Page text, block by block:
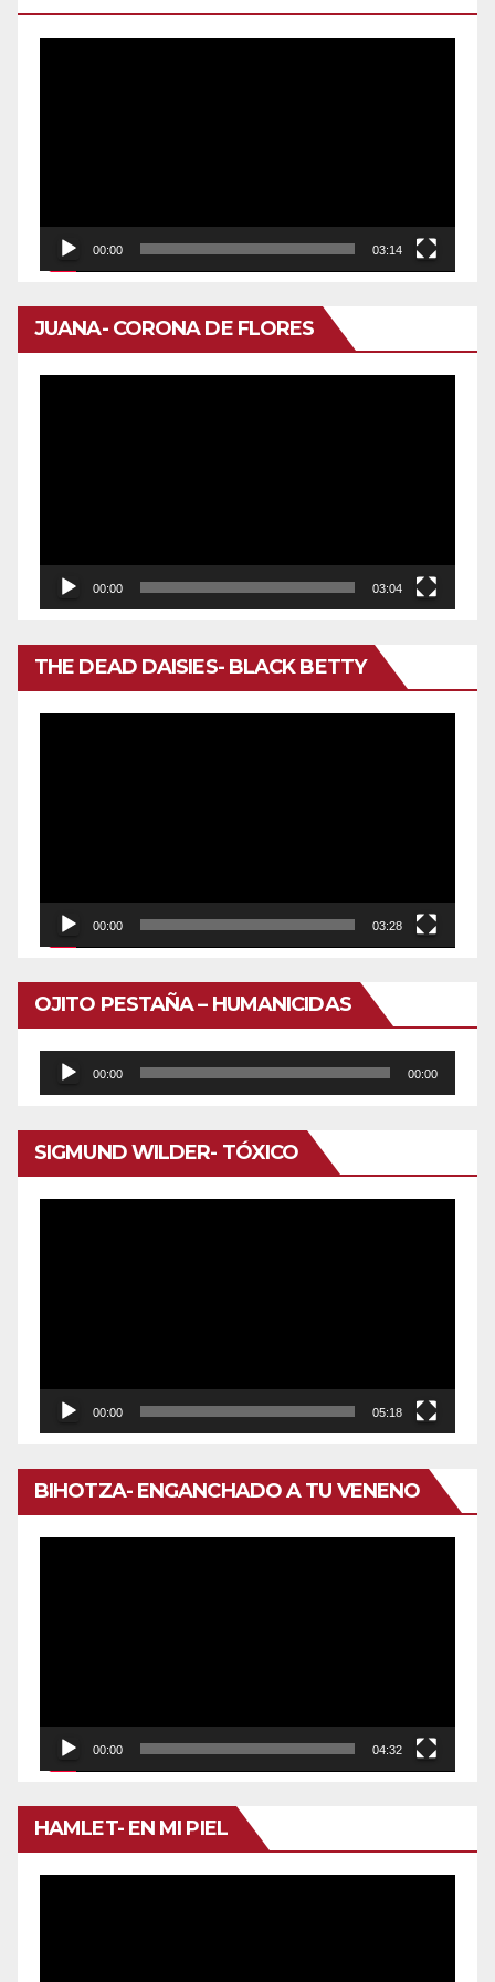
00:00 03:14
JUANA- CORONA DE FLORES
00:00 03:04
THE DEAD DAISIES- BLACK BETTY
00:00 03:28
OJITO PESTAÑA – HUMANICIDAS
Reproductor
de
audio
00:00 00:00
SIGMUND WILDER- TÓXICO
00:00 05:18
BIHOTZA- ENGANCHADO A TU VENENO
00:00 04:32
HAMLET- EN MI PIEL